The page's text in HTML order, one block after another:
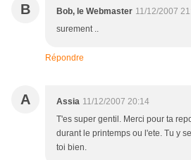
B Bob, le Webmaster 11/12/2007
surement ..
Répondre
A Assia 11/12/2007 20:14
T'es super gentil. Merci pour ta
durant le printemps ou l'ete. Tu y
toi bien.